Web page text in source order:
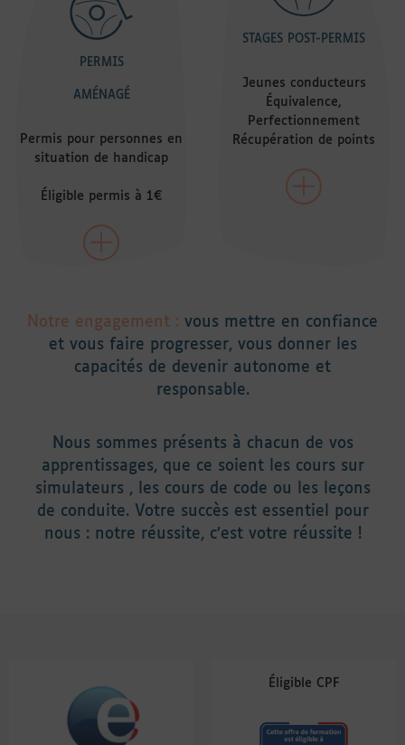
PERMIS
AMÉNAGÉ
Permis pour personnes en
situation de handicap
Éligible permis à 1€
STAGES POST-PERMIS
Jeunes conducteurs
Équivalence,
Perfectionnement
Récupération de points
Notre engagement : vous mettre en confiance
et vous faire progresser, vous donner les
capacités de devenir autonome et
responsable.
Nous sommes présents à chacun de vos
apprentissages, que ce soient les cours sur
simulateurs , les cours de code ou les leçons
de conduite. Votre succès est essentiel pour
nous : notre réussite, c’est votre réussite !
Éligible CPF